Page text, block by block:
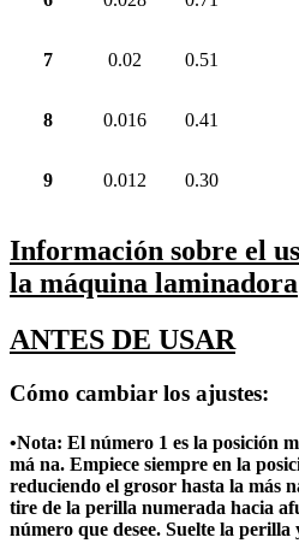
7 0.02 0.51
8 0.016 0.41
9 0.012 0.30
Información sobre el
la máquina laminadora
ANTES DE USAR
Cómo cambiar los ajustes:
•Nota: El número 1 es la posición
má na. Empiece siempre en la
reduciendo el grosor hasta la más
tire de la perilla numerada hacia
número que desee. Suelte la perilla